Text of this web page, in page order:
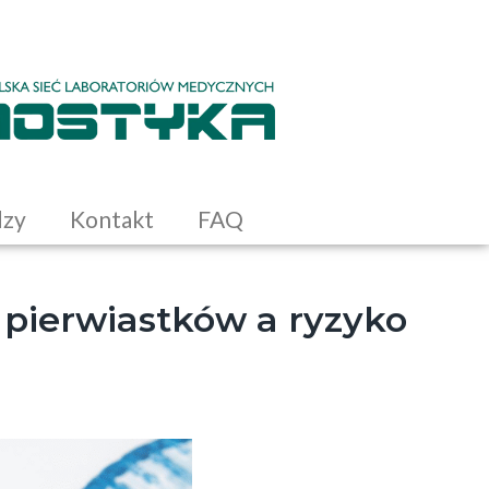
Kontakt FAQ
a ryzyko